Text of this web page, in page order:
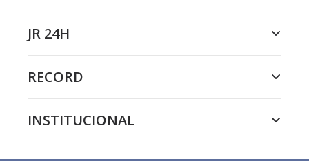
JR 24H
RECORD
INSTITUCIONAL